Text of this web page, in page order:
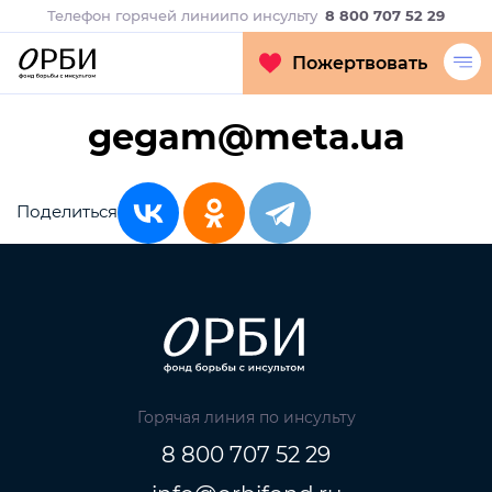
Телефон горячей линиипо инсульту 8 800 707 52 29
Пожертвовать
gegam@meta.ua
Поделиться
Горячая линия по инсульту
8 800 707 52 29